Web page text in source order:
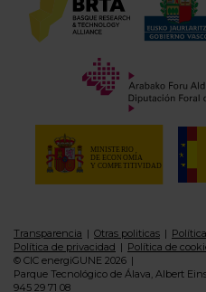
Transparencia Otras politicas
Política de privacidad
Política de
© CIC energiGUNE 2026
Parque Tecnológico de Álava, Albert
945 29 71 08